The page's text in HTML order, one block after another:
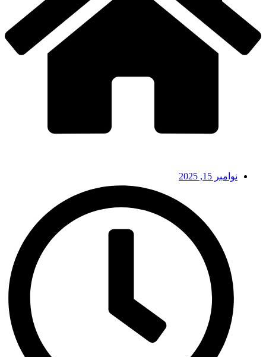
نوامبر 15, 2025